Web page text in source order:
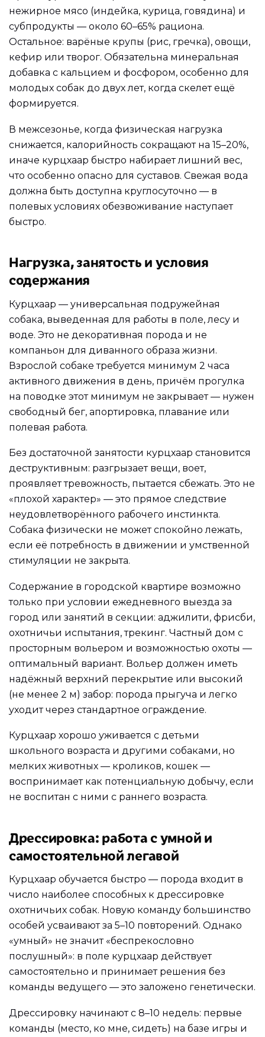
нежирное мясо (индейка, курица, говядина) и
субпродукты — около 60–65% рациона.
Остальное: варёные крупы (рис, гречка), овощи,
кефир или творог. Обязательна минеральная
добавка с кальцием и фосфором, особенно для
молодых собак до двух лет, когда скелет ещё
формируется.
В межсезонье, когда физическая нагрузка
снижается, калорийность сокращают на 15–20%,
иначе курцхаар быстро набирает лишний вес,
что особенно опасно для суставов. Свежая вода
должна быть доступна круглосуточно — в
полевых условиях обезвоживание наступает
быстро.
Нагрузка, занятость и условия
содержания
Курцхаар — универсальная подружейная
собака, выведенная для работы в поле, лесу и
воде. Это не декоративная порода и не
компаньон для диванного образа жизни.
Взрослой собаке требуется минимум 2 часа
активного движения в день, причём прогулка
на поводке этот минимум не закрывает — нужен
свободный бег, апортировка, плавание или
полевая работа.
Без достаточной занятости курцхаар становится
деструктивным: разгрызает вещи, воет,
проявляет тревожность, пытается сбежать. Это не
«плохой характер» — это прямое следствие
неудовлетворённого рабочего инстинкта.
Собака физически не может спокойно лежать,
если её потребность в движении и умственной
стимуляции не закрыта.
Содержание в городской квартире возможно
только при условии ежедневного выезда за
город или занятий в секции: аджилити, фрисби,
охотничьи испытания, трекинг. Частный дом с
просторным вольером и возможностью охоты —
оптимальный вариант. Вольер должен иметь
надёжный верхний перекрытие или высокий
(не менее 2 м) забор: порода прыгуча и легко
уходит через стандартное ограждение.
Курцхаар хорошо уживается с детьми
школьного возраста и другими собаками, но
мелких животных — кроликов, кошек —
воспринимает как потенциальную добычу, если
не воспитан с ними с раннего возраста.
Дрессировка: работа с умной и
самостоятельной легавой
Курцхаар обучается быстро — порода входит в
число наиболее способных к дрессировке
охотничьих собак. Новую команду большинство
особей усваивают за 5–10 повторений. Однако
«умный» не значит «беспрекословно
послушный»: в поле курцхаар действует
самостоятельно и принимает решения без
команды ведущего — это заложено генетически.
Дрессировку начинают с 8–10 недель: первые
команды (место, ко мне, сидеть) на базе игры и